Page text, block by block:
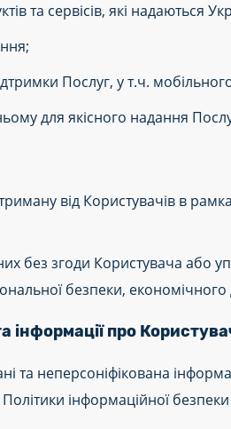
та сервісів, які надаються
Послуг, у т.ч.
для якісного надання
від Користувачів в
згоди Користувача або
безпеки,
інформації про
та неперсоніфікована
інформаційної